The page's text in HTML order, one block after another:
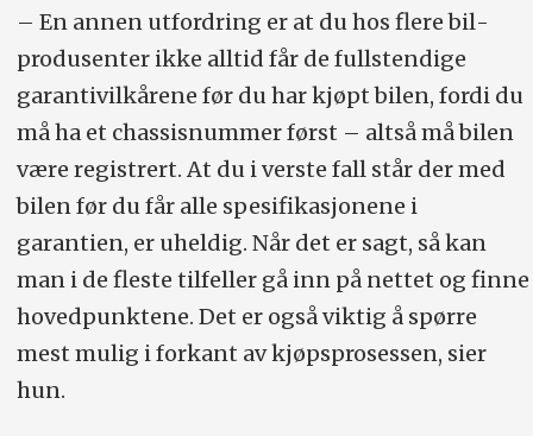
– En annen utfordring er at du hos flere bil­
produsenter ikke alltid får de fullstendige
garantivilkårene før du har kjøpt bilen, fordi du
må ha et chassisnummer først – altså må bilen
være registrert. At du i verste fall står der med
bilen før du får alle spesifikasjonene i
garantien, er uheldig. Når det er sagt, så kan
man i de fleste tilfeller gå inn på nettet og finne
hovedpunktene. Det er også viktig å spørre
mest mulig i forkant av kjøpsprosessen, sier
hun.